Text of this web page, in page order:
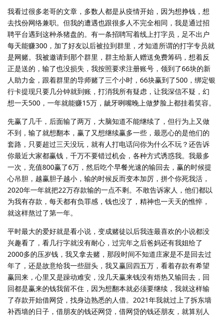
我看过很多老哥的文章，多数人都是从疫情开始，因为想挣钱，想
去找份网络兼职。但我的遭遇也跟很多人不完全相同，我是通过招
聘平台遇到这种杀猪盘的。有一条招聘写着线上打字员，足不出户
每天能赚300，加了好友以后被拉到群里，才知道所谓的打字专员就
是网赌。我被邀请到那个群里，群主给新人赠送免费筹码，想着反
正是送的，输了也没损失，我按照要求注册账号，领到了66块的新
人助力金，跟着群里的导师赌了三个小时，66块赢到了500，绑定银
行卡提现只要几分钟就到账，打消我所有疑虑，让我深信不疑，幻
想一天500，一年就能赚15万，龇牙咧嘴晚上做梦脸上都挂着笑容。
先赢了几千，后面输了两万，大脑知道不能继续了，但行为上又做
不到，输了就想翻本，赢了又想继续赢多一些，最恶心的是他们的
套路，只要超过三天没玩，就有人打电话问你为什么不玩？还告诉
你最近大家都赢钱，千万不要错过机会，各种方式诱惑我。我最多
一次，充值800赢了6万，然后吃个早餐光速的输回去，赢的时候提
心吊胆，越赢胆子越小，输的时候反而变本加厉，拼个你死我活，
2020年一年就把22万存款输的一点不剩。不敢告诉家人，他们都以
为我有存款，每天都有负罪感，钱也没了，精神也一天天的憔悴，
就这样熬过了第一年。
平时最大的爱好就是看小说，变成赌徒以后我连最喜欢的小说都没
兴趣看了，看几行字就没有耐心，过完年之后爸妈还有我姐给了
2000多的压岁钱，我又拿去赌，那段时间不知道庄家是不是回去过
年了，还是故意给我一些甜头，我又赢回四五万，看着存款有希望
赢回来，心里又是躁动难安，没几天赢来钱没有焐热又输回去，回
回都是赢来的钱我留不住，因为想翻本就必须要继续，我就这样输
了存款开始借网贷，找身边熟悉的人借。2021年我就过上了拆东墙
补西墙的日子，借朋友的钱还网贷，借网贷的钱还朋友，就算别人